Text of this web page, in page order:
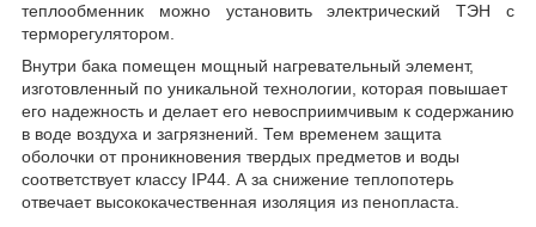
теплообменник можно установить электрический ТЭН с
терморегулятором.
Внутри бака помещен мощный нагревательный элемент,
изготовленный по уникальной технологии, которая повышает
его надежность и делает его невосприимчивым к содержанию
в воде воздуха и загрязнений. Тем временем защита
оболочки от проникновения твердых предметов и воды
соответствует классу IP44. А за снижение теплопотерь
отвечает высококачественная изоляция из пенопласта.